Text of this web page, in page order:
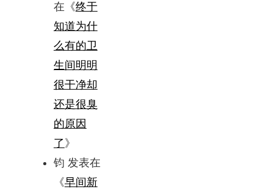
在《终于
知道为什
么有的卫
生间明明
很干净却
还是很臭
的原因
了 》
钧 发表在
《早间新